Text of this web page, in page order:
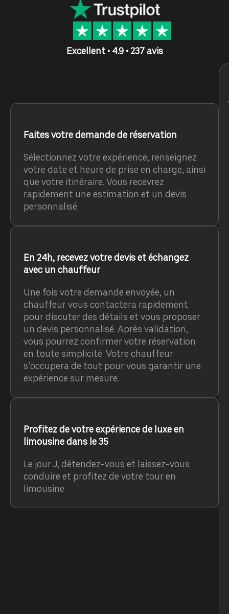
Excellent • 4.9 • 237 avis
Faites votre demande de réservation
Sélectionnez votre expérience, renseignez
votre date et heure de prise en charge, ainsi
que votre itinéraire. Vous recevrez
rapidement une estimation et un devis
personnalisé.
En 24h, recevez votre devis et échangez
avec un chauffeur
Une fois votre demande envoyée, un
chauffeur vous contactera rapidement
pour discuter des détails et vous proposer
un devis personnalisé. Après validation,
vous pourrez confirmer votre réservation
en toute simplicité. Votre chauffeur
s’occupera de tout pour vous garantir une
expérience sur mesure.
Profitez de votre expérience de luxe en
limousine dans le 35
Le jour J, détendez-vous et laissez-vous
conduire et profitez de votre tour en
limousine